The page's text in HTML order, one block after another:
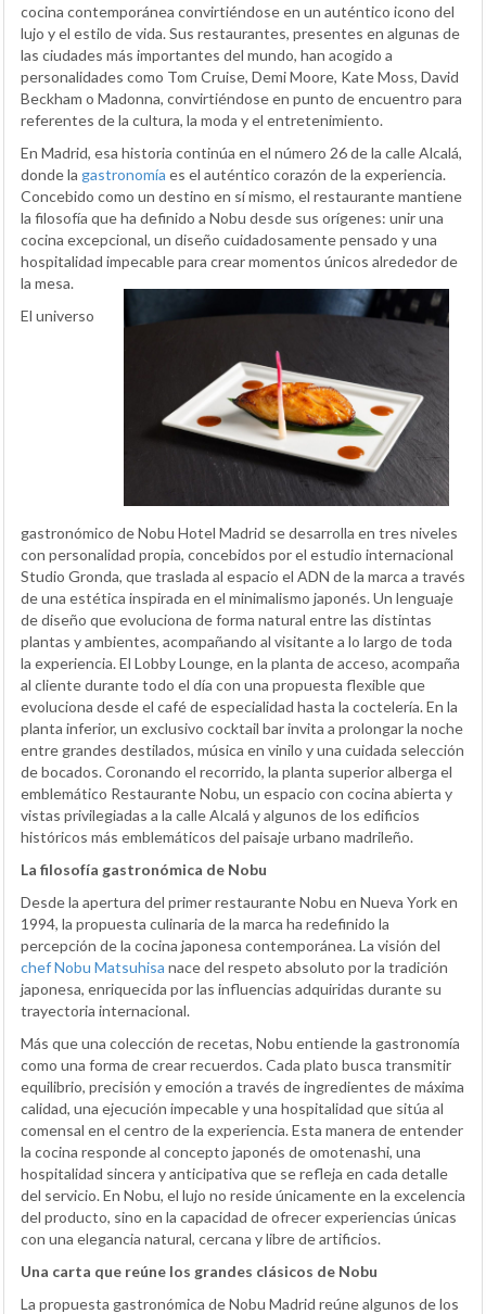
cocina contemporánea convirtiéndose en un auténtico icono del
lujo y el estilo de vida. Sus restaurantes, presentes en algunas de
las ciudades más importantes del mundo, han acogido a
personalidades como Tom Cruise, Demi Moore, Kate Moss, David
Beckham o Madonna, convirtiéndose en punto de encuentro para
referentes de la cultura, la moda y el entretenimiento.
En Madrid, esa historia continúa en el número 26 de la calle Alcalá,
donde la gastronomía es el auténtico corazón de la experiencia.
Concebido como un destino en sí mismo, el restaurante mantiene
la filosofía que ha definido a Nobu desde sus orígenes: unir una
cocina excepcional, un diseño cuidadosamente pensado y una
hospitalidad impecable para crear momentos únicos alrededor de
la mesa.
El universo
gastronómico de Nobu Hotel Madrid se desarrolla en tres niveles
con personalidad propia, concebidos por el estudio internacional
Studio Gronda, que traslada al espacio el ADN de la marca a través
de una estética inspirada en el minimalismo japonés. Un lenguaje
de diseño que evoluciona de forma natural entre las distintas
plantas y ambientes, acompañando al visitante a lo largo de toda
la experiencia. El Lobby Lounge, en la planta de acceso, acompaña
al cliente durante todo el día con una propuesta flexible que
evoluciona desde el café de especialidad hasta la coctelería. En la
planta inferior, un exclusivo cocktail bar invita a prolongar la noche
entre grandes destilados, música en vinilo y una cuidada selección
de bocados. Coronando el recorrido, la planta superior alberga el
emblemático Restaurante Nobu, un espacio con cocina abierta y
vistas privilegiadas a la calle Alcalá y algunos de los edificios
históricos más emblemáticos del paisaje urbano madrileño.
La filosofía gastronómica de Nobu
Desde la apertura del primer restaurante Nobu en Nueva York en
1994, la propuesta culinaria de la marca ha redefinido la
percepción de la cocina japonesa contemporánea. La visión del
chef Nobu Matsuhisa nace del respeto absoluto por la tradición
japonesa, enriquecida por las influencias adquiridas durante su
trayectoria internacional.
Más que una colección de recetas, Nobu entiende la gastronomía
como una forma de crear recuerdos. Cada plato busca transmitir
equilibrio, precisión y emoción a través de ingredientes de máxima
calidad, una ejecución impecable y una hospitalidad que sitúa al
comensal en el centro de la experiencia. Esta manera de entender
la cocina responde al concepto japonés de omotenashi, una
hospitalidad sincera y anticipativa que se refleja en cada detalle
del servicio. En Nobu, el lujo no reside únicamente en la excelencia
del producto, sino en la capacidad de ofrecer experiencias únicas
con una elegancia natural, cercana y libre de artificios.
Una carta que reúne los grandes clásicos de Nobu
La propuesta gastronómica de Nobu Madrid reúne algunos de los